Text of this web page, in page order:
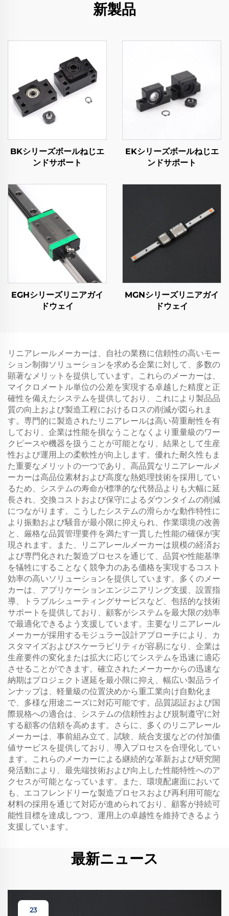
新製品
BKシリーズボールねじエ
ンドサポート
EKシリーズボールねじエ
ンドサポート
EGHシリーズリニアガイ
ドウェイ
MGNシリーズリニアガイ
ドウェイ
リニアレールメーカーは、自社の業務に信頼性の高いモー
ション制御ソリューションを求める企業に対して、多数の
顕著なメリットを提供しています。これらのメーカーは、
マイクロメートル単位の公差を実現する卓越した精度と正
確性を備えたシステムを提供しており、これにより製品品
質の向上および製造工程におけるロスの削減が図られま
す。専門的に製造されたリニアレールは高い荷重耐性を有
しており、企業は性能を損なうことなくより重量級のワー
クピースや機器を扱うことが可能となり、結果として生産
性および運用上の柔軟性が向上します。優れた耐久性もま
た重要なメリットの一つであり、高品質なリニアレールメ
ーカーは高品位素材および高度な熱処理技術を採用してい
るため、システムの寿命が標準的な代替品よりも大幅に延
長され、交換コストおよび保守によるダウンタイムの削減
につながります。こうしたシステムの滑らかな動作特性に
より振動および騒音が最小限に抑えられ、作業環境の改善
と、厳格な品質管理要件を満たす一貫した性能の確保が実
現されます。また、リニアレールメーカーは規模の経済お
よび専門化された製造プロセスを通じて、品質や性能基準
を犠牲にすることなく競争力のある価格を実現するコスト
効率の高いソリューションを提供しています。多くのメー
カーは、アプリケーションエンジニアリング支援、設置指
導、トラブルシューティングサービスなど、包括的な技術
サポートを提供しており、顧客がシステムを最大限の効率
で最適化できるよう支援しています。主要なリニアレール
メーカーが採用するモジュラー設計アプローチにより、カ
スタマイズおよびスケーラビリティが容易になり、企業は
生産要件の変化または拡大に応じてシステムを迅速に適応
させることができます。確立されたメーカーからの迅速な
納期はプロジェクト遅延を最小限に抑え、幅広い製品ライ
ンナップは、軽量級の位置決めから重工業向け自動化ま
で、多様な用途ニーズに対応可能です。品質認証および国
際規格への適合は、システムの信頼性および規制遵守に対
する顧客の信頼を高めます。さらに、多くのリニアレール
メーカーは、事前組み立て、試験、統合支援などの付加価
値サービスを提供しており、導入プロセスを合理化してい
ます。これらのメーカーによる継続的な革新および研究開
発活動により、最先端技術および向上した性能特性へのア
クセスが可能となっています。また、環境配慮面において
も、エコフレンドリーな製造プロセスおよび再利用可能な
材料の採用を通じて対応が進められており、顧客が持続可
能性目標を達成しつつ、運用上の卓越性を維持できるよう
支援しています。
最新ニュース
23